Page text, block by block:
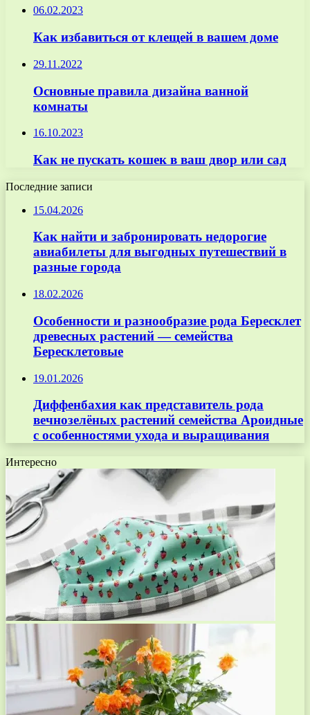
06.02.2023
Как избавиться от клещей в вашем доме
29.11.2022
Основные правила дизайна ванной
комнаты
16.10.2023
Как не пускать кошек в ваш двор или сад
Последние записи
15.04.2026
Как найти и забронировать недорогие
авиабилеты для выгодных путешествий в
разные города
18.02.2026
Особенности и разнообразие рода Бересклет
древесных растений — семейства
Бересклетовые
19.01.2026
Диффенбахия как представитель рода
вечнозелёных растений семейства Ароидные
с особенностями ухода и выращивания
Интересно